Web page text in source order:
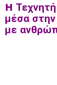
H
μέσα στην
με